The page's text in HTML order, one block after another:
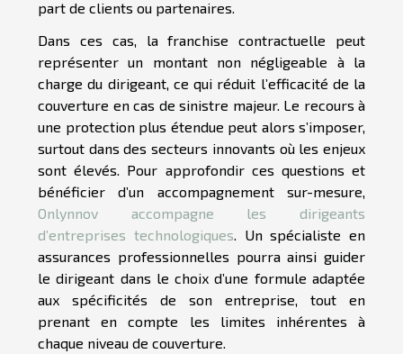
part de clients ou partenaires.
Dans ces cas, la franchise contractuelle peut
représenter un montant non négligeable à la
charge du dirigeant, ce qui réduit l’efficacité de la
couverture en cas de sinistre majeur. Le recours à
une protection plus étendue peut alors s’imposer,
surtout dans des secteurs innovants où les enjeux
sont élevés. Pour approfondir ces questions et
bénéficier d’un accompagnement sur-mesure,
Onlynnov accompagne les dirigeants
d’entreprises technologiques. Un spécialiste en
assurances professionnelles pourra ainsi guider
le dirigeant dans le choix d’une formule adaptée
aux spécificités de son entreprise, tout en
prenant en compte les limites inhérentes à
chaque niveau de couverture.